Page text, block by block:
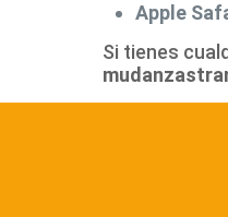
Apple
Si tienes